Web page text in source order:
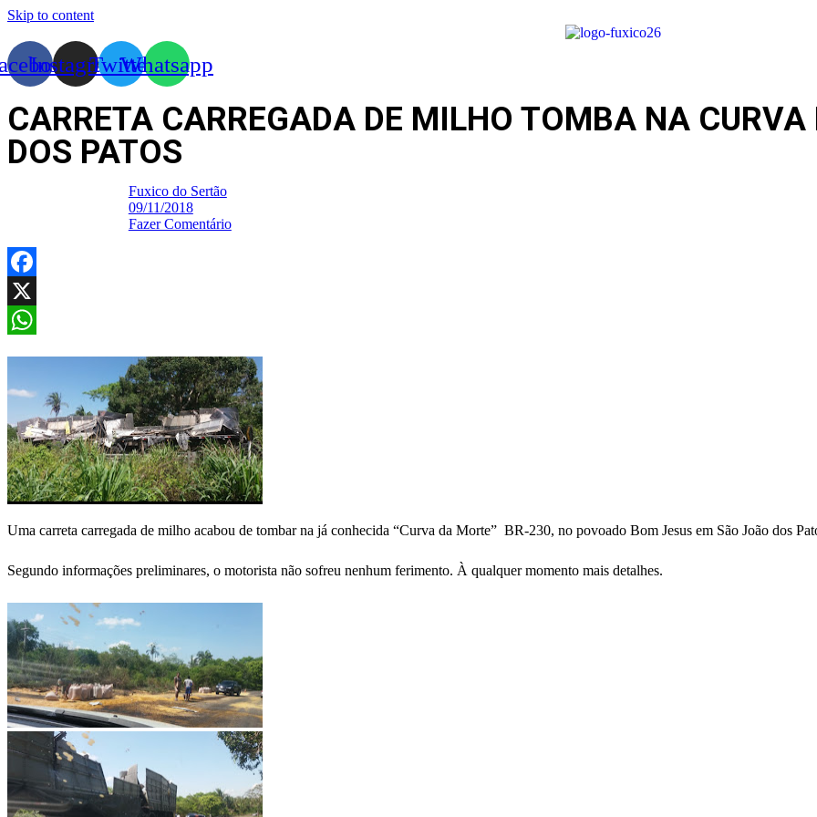
Skip to content
InstagramTwitterWhatsapp
CARRETA CARREGADA DE MILHO TOMBA NA
DOS PATOS
Fuxico do Sertão
09/11/2018
Fazer Comentário
Facebook
X
Uma carreta carregada de milho acabou de tombar na já conhecida “Curva da Morte” BR-230, no povoado Bom Jesus em São João dos
Segundo informações preliminares, o motorista não sofreu nenhum ferimento. À qualquer momento mais detalhes.